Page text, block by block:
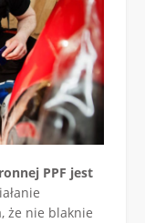
PPF jest
że nie blaknie